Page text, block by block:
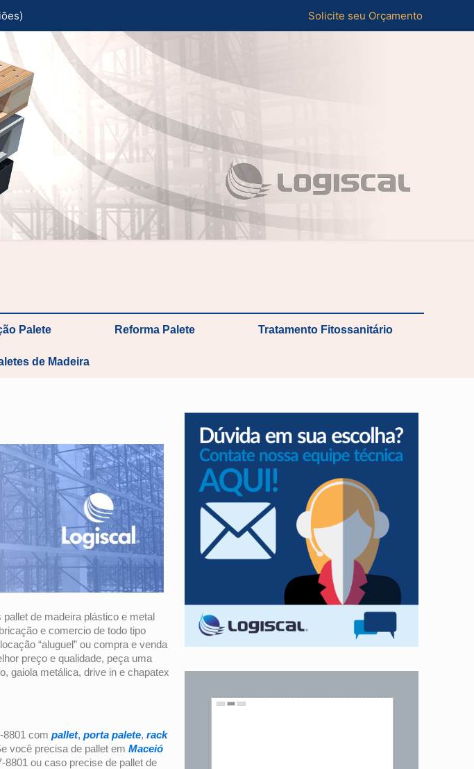
Solicite seu Orçamento
Palete Reforma Palete Tratamento Fitossanitário
de Madeira
de madeira plástico e metal
e comercio de todo tipo
“aluguel” ou compra e venda
preço e qualidade, peça uma
gaiola metálica, drive in e chapatex
8801 com pallet, porta palete, rack
você precisa de pallet em Maceió
8801 ou caso precise de pallet de